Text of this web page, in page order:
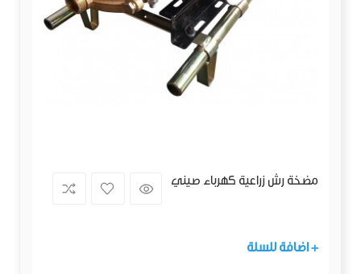
مضخة رش زراعية كهرباء صيني
+ اضافة للسلة